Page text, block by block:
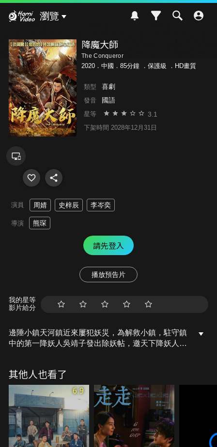
瀏覽
降魔大師
The Conqueror
2020．中國．85分鐘 ． 保護級 ．HD畫質
類型 喜劇
發音 國語
星等 3.1
下架時間 2028年12月31日
演員 周婧 史梓辰 李岑奕
導演 熊琛
請先登入
播放預告片
我的星等
影片給分
邊陲小鎮天河鎮近來屢犯妖災，為解救小鎮，駐守鎮
中的第一降妖人吳靖子發出除妖帖，邀天下降妖人前
拾發現，孟珠與他夢中的神仙姐姐一模一樣，頓時墜
入愛河，遂跟隨孟珠返回天河村，並拜孟珠為師，又
奉吳靖子之命，與孟珠、迷戀孟珠的大師兄步威龍，
以及其他降妖人，一同前往福陵山雲棧洞，消滅妖災
的罪魁禍首——千年豬妖。
其他人也看了
6.9